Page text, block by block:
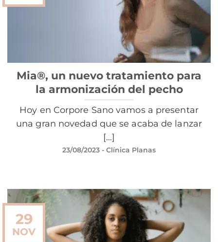
Mia®, un nuevo tratamiento para
la armonización del pecho
Hoy en Corpore Sano vamos a presentar
una gran novedad que se acaba de lanzar
[...]
23/08/2023 - Clínica Planas
29
NOV